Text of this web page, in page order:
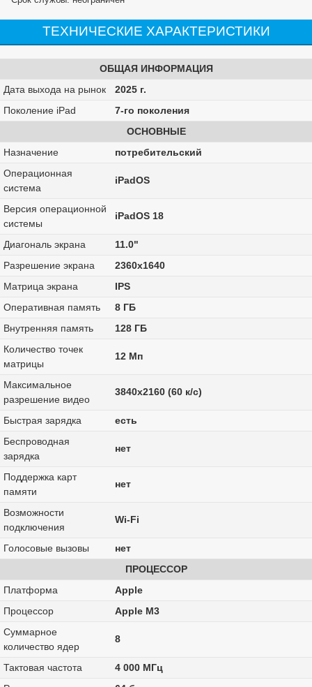
ТЕХНИЧЕСКИЕ ХАРАКТЕРИСТИКИ
ОБЩАЯ ИНФОРМАЦИЯ
Дата выхода на рынок
2025 г.
Поколение iPad
7-го поколения
ОСНОВНЫЕ
Назначение
потребительский
Операционная
система
iPadOS
Версия операционной
системы
iPadOS 18
Диагональ экрана
11.0"
Разрешение экрана
2360x1640
Матрица экрана
IPS
Оперативная память
8 ГБ
Внутренняя память
128 ГБ
Количество точек
матрицы
12 Мп
Максимальное
разрешение видео
3840x2160 (60 к/с)
Быстрая зарядка
есть
Беспроводная
зарядка
нет
Поддержка карт
памяти
нет
Возможности
подключения
Wi-Fi
Голосовые вызовы
нет
ПРОЦЕССОР
Платформа
Apple
Процессор
Apple M3
Суммарное
количество ядер
8
Тактовая частота
4 000 МГц